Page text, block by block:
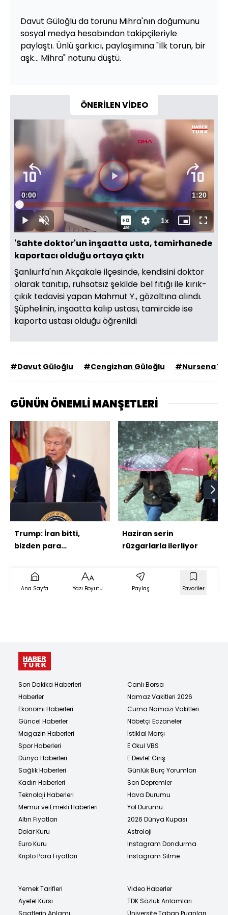
Davut Güloğlu da torunu Mihra'nın doğumunu
sosyal medya hesabından takipçileriyle
paylaştı. Ünlü şarkıcı, paylaşımına "İlk torun, bir
aşk... Mihra" notunu düştü.
ÖNERİLEN VİDEO
Videoyu
Oynat
OynatSesi
Aç
Süre
0:00 Toplam
Süre
1:20
480
Yüklendi:
14.05%
1xOynatma
Hızı
Mini
oynatıcı
Tam
Ekran
'Sahte doktor'un inşaatta usta, tamirhanede
kaportacı olduğu ortaya çıktı
Şanlıurfa'nın Akçakale ilçesinde, kendisini doktor
olarak tanıtıp, ruhsatsız şekilde bel fıtığı ile kırık-
çıkık tedavisi yapan Mahmut Y., gözaltına alındı.
Şüphelinin, inşaatta kalıp ustası, tamircide ise
kaporta ustası olduğu öğrenildi
#Davut Güloğlu #Cengizhan Güloğlu #Nursena
GÜNÜN ÖNEMLİ MANŞETLERİ
Trump: İran bitti,
bizden para
Haziran serin
rüzgarlarla ilerliyor
Ana Sayfa Yazı Boyutu Paylaş Favoriler
Son Dakika Haberleri
Haberler
Ekonomi Haberleri
Güncel Haberler
Magazin Haberleri
Spor Haberleri
Dünya Haberleri
Sağlık Haberleri
Kadın Haberleri
Teknoloji Haberleri
Memur ve Emekli Haberleri
Altın Fiyatları
Dolar Kuru
Euro Kuru
Kripto Para Fiyatları
Canlı Borsa
Namaz Vakitleri 2026
Cuma Namazı Vakitleri
Nöbetçi Eczaneler
İstiklal Marşı
E Okul VBS
E Devlet Giriş
Günlük Burç Yorumları
Son Depremler
Hava Durumu
Yol Durumu
2026 Dünya Kupası
Astroloji
Instagram Dondurma
Instagram Silme
Yemek Tarifleri
Ayetel Kürsi
Video Haberler
TDK Sözlük Anlamları